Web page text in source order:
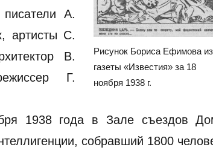
Рисунок Бориса Ефимова из
газеты «Известия» за 18
ноября 1938 г.
А.
артисты С.
В.
Г.
1938 года в Зале съездов
собравший 1800